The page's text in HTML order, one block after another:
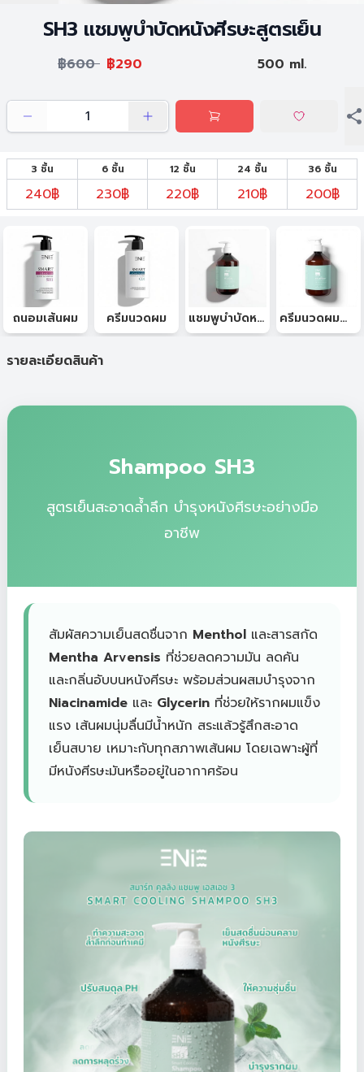
SH3 แชมพูบำบัดหนังศีรษะสูตรเย็น
฿600 ฿290 500 ml.
3 ชิ้น 6 ชิ้น 12 ชิ้น 24 ชิ้น 36 ชิ้น
240฿ 230฿ 220฿ 210฿ 200฿
ถนอมเส้นผม ครีมนวดผม แชมพูบำบัดหนังศีรษะ ครีมนวดผมบำบัดหนังศีรษะ
รายละเอียดสินค้า
Shampoo SH3
สูตรเย็นสะอาดล้ำลึก บำรุงหนังศีรษะอย่างมือ
อาชีพ
สัมผัสความเย็นสดชื่นจาก Menthol และสารสกัด
Mentha Arvensis ที่ช่วยลดความมัน ลดคัน
และกลิ่นอับบนหนังศีรษะ พร้อมส่วนผสมบำรุงจาก
Niacinamide และ Glycerin ที่ช่วยให้รากผมแข็ง
แรง เส้นผมนุ่มลื่นมีน้ำหนัก สระแล้วรู้สึกสะอาด
เย็นสบาย เหมาะกับทุกสภาพเส้นผม โดยเฉพาะผู้ที่
มีหนังศีรษะมันหรืออยู่ในอากาศร้อน